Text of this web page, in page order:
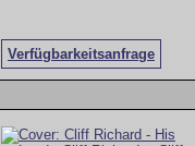
Verfügbarkeitsanfrage